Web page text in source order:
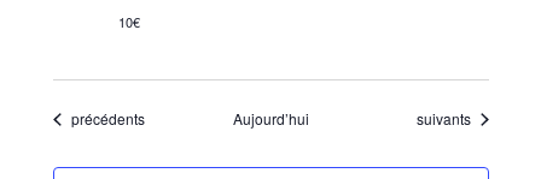
10€
Évènements
précédents Aujourd’hui Évènements
suivants